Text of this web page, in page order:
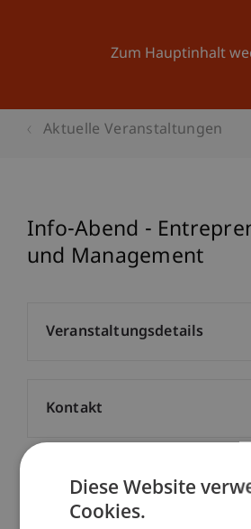
Zum Hauptinhalt
Aktuelle Veranstaltungen
Info-Abend -
und Management
School/Professur:
Institut für Entrepreneurship
Veranstaltungsdetails
Kontakt
Diese Website
Cookies.